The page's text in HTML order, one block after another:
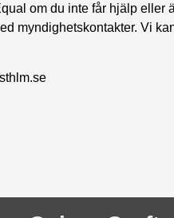
om du inte får hjälp
myndighetskontakter. Vi